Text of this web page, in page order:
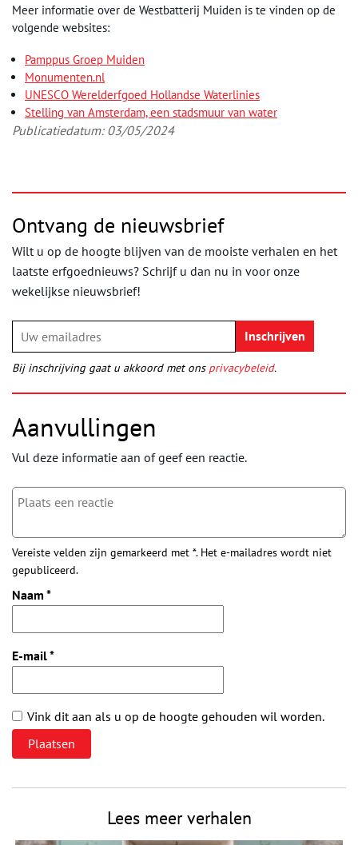
Meer informatie over de Westbatterij Muiden is te vinden op de
volgende websites:
Pamppus Groep Muiden
Monumenten.nl
UNESCO Werelderfgoed Hollandse Waterlinies
Stelling van Amsterdam, een stadsmuur van water
Publicatiedatum: 03/05/2024
Ontvang de nieuwsbrief
Wilt u op de hoogte blijven van de mooiste verhalen en het
laatste erfgoednieuws? Schrijf u dan nu in voor onze
wekelijkse nieuwsbrief!
Bij inschrijving gaat u akkoord met ons privacybeleid.
Aanvullingen
Vul deze informatie aan of geef een reactie.
Vereiste velden zijn gemarkeerd met *. Het e-mailadres wordt niet
gepubliceerd.
Naam *
E-mail*
Vink dit aan als u op de hoogte gehouden wil worden.
Lees meer verhalen